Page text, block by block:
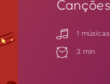
1 músicas
3 min